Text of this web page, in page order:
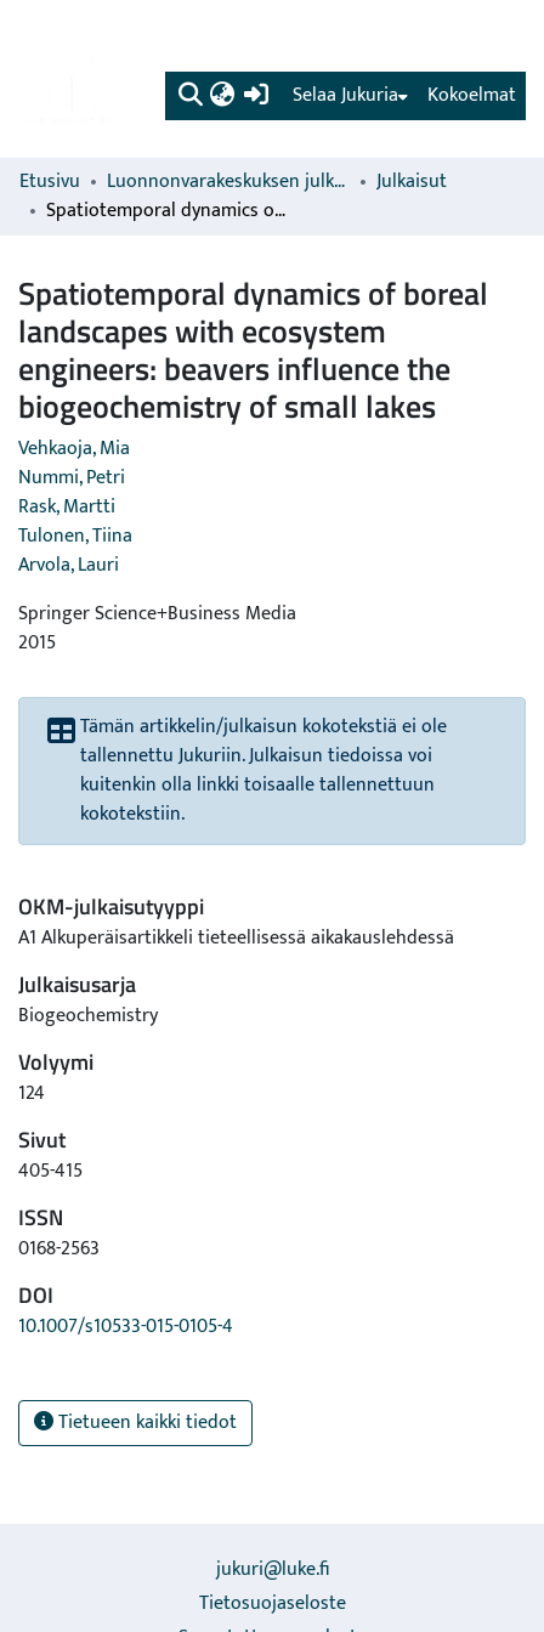
(current) Kokoelmat
Selaa Jukuria
Etusivu Luonnonvarakeskuksen julkaisut
Julkaisut
Spatiotemporal dynamics of boreal landscapes with ecosystem engineers: beavers influence the biogeochemistry of small lakes
Spatiotemporal dynamics of boreal
landscapes with ecosystem
engineers: beavers influence the
biogeochemistry of small lakes
Vehkaoja, Mia
Nummi, Petri
Rask, Martti
Tulonen, Tiina
Arvola, Lauri
Springer Science+Business Media
2015
Tämän artikkelin/julkaisun kokotekstiä ei ole
tallennettu Jukuriin. Julkaisun tiedoissa voi
kuitenkin olla linkki toisaalle tallennettuun
kokotekstiin.
OKM-julkaisutyyppi
A1 Alkuperäisartikkeli tieteellisessä aikakauslehdessä
Julkaisusarja
Biogeochemistry
Volyymi
124
Sivut
405-415
ISSN
0168-2563
DOI
10.1007/s10533-015-0105-4
Tietueen kaikki tiedot
jukuri@luke.fi
Tietosuojaseloste